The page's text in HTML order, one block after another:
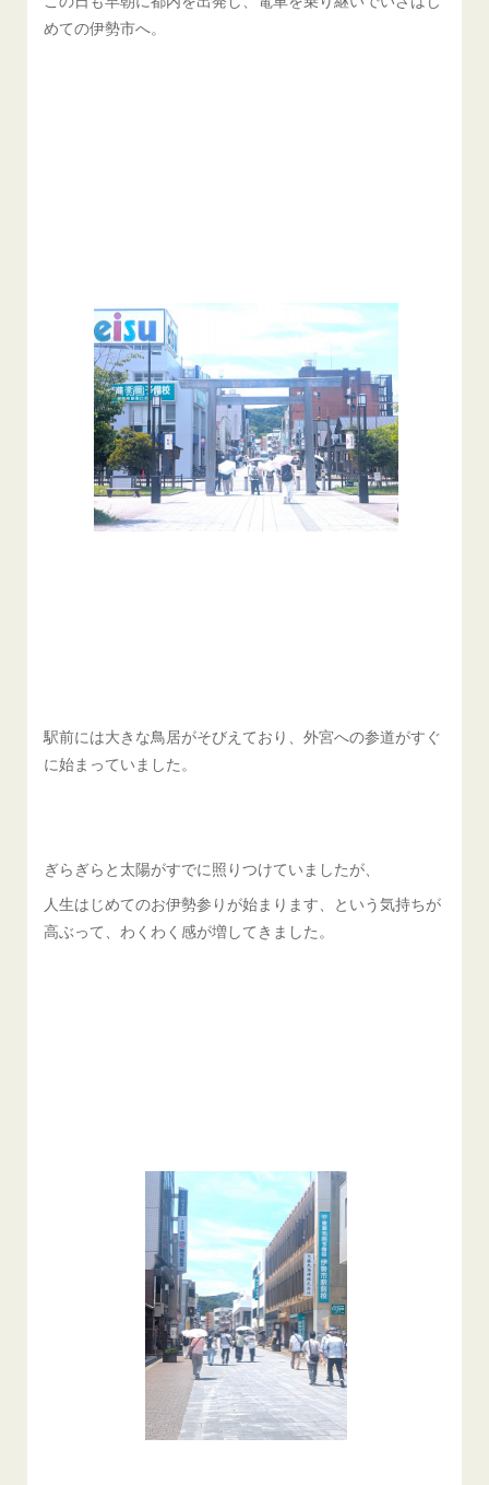
めての伊勢市へ。
駅前には大きな鳥居がそびえており、外宮への参道がすぐ
に始まっていました。
ぎらぎらと太陽がすでに照りつけていましたが、
人生はじめてのお伊勢参りが始まります、という気持ちが
高ぶって、わくわく感が増してきました。